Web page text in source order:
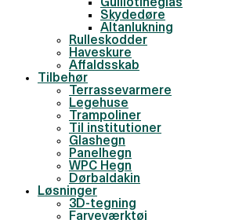
Guillotineglas
Skydedøre
Altanlukning
Rulleskodder
Haveskure
Affaldsskab
Tilbehør
Terrassevarmere
Legehuse
Trampoliner
Til institutioner
Glashegn
Panelhegn
WPC Hegn
Dørbaldakin
Løsninger
3D-tegning
Farveværktøj